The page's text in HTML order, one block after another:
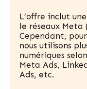
L’offre inclut
le réseaux
Cependant,
nous utilisons
numériques
Meta Ads,
Ads, etc.